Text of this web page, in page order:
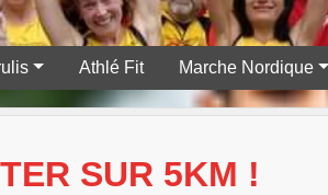
Athlé Fit Marche Nordique
SUR 5KM !